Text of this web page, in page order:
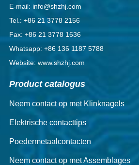
E-mail: info@shzhj.com
Tel.: +86 21 3778 2156
Fax: +86 21 3778 1636
Whatsapp: +86 136 1187 5788
Website: www.shzhj.com
Product catalogus
Neem contact op met Klinknagels
Elektrische contacttips
Poedermetaalcontacten
Neem contact op met Assemblages